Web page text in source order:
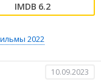
6.2
2022
10.09.2023